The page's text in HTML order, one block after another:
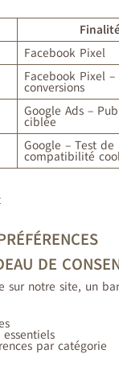
Facebook Pixel
Facebook Pixel –
conversions
Google Ads –
ciblée
Google – Test de
compatibilité
DE
sur notre site, un
par catégorie